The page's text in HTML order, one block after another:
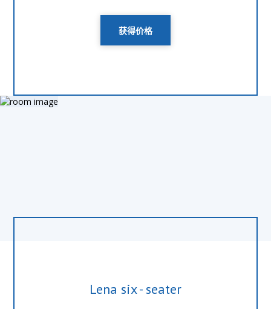
获得价格
Lena six - seater